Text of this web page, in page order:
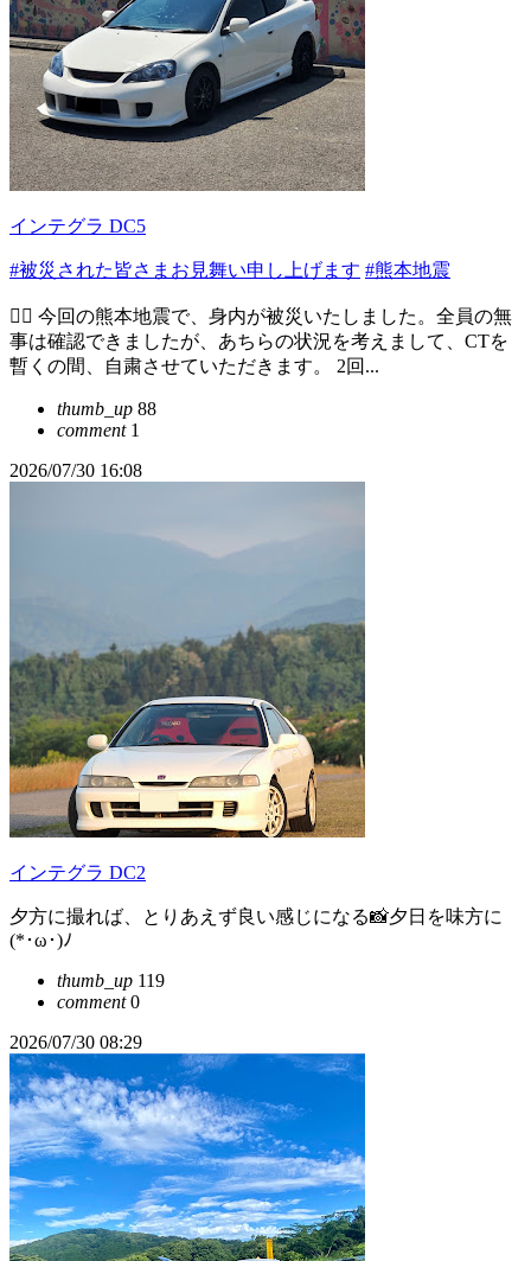
インテグラ DC5
#被災された皆さまお見舞い申し上げます #熊本地震
🙇‍♀️ 今回の熊本地震で、身内が被災いたしました。全員の無
事は確認できましたが、あちらの状況を考えまして、CTを
暫くの間、自粛させていただきます。 2回...
thumb_up 88
comment1
2026/07/30 16:08
インテグラ DC2
夕方に撮れば、とりあえず良い感じになる📸夕日を味方に
(*･ω･)ﾉ
thumb_up 119
comment0
2026/07/30 08:29